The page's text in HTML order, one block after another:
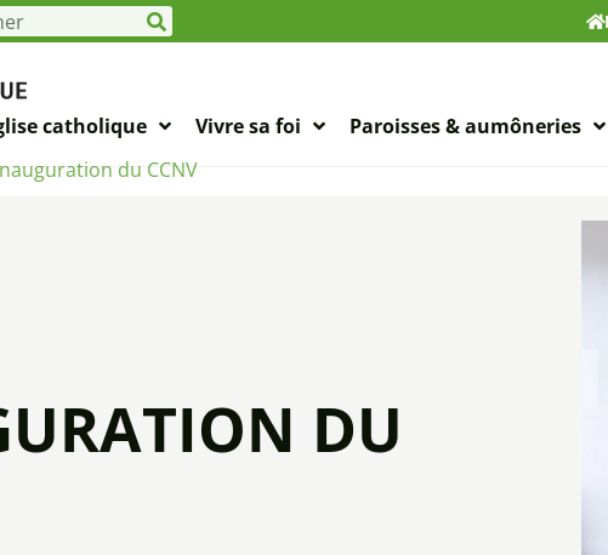
catholique Vivre sa foi Paroisses & aumôneries
du CCNV
DU